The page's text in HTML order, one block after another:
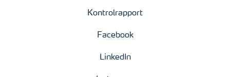
Kontrolrapport
Facebook
LinkedIn